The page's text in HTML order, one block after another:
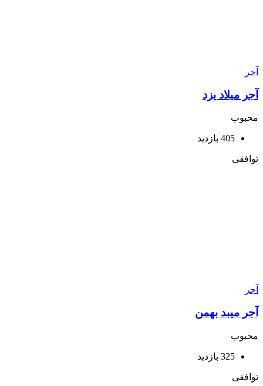
آجر
آجر میلاد یزد
محبوب
405 بازدید
توافقی
آجر
آجر میبد بهمن
محبوب
325 بازدید
توافقی